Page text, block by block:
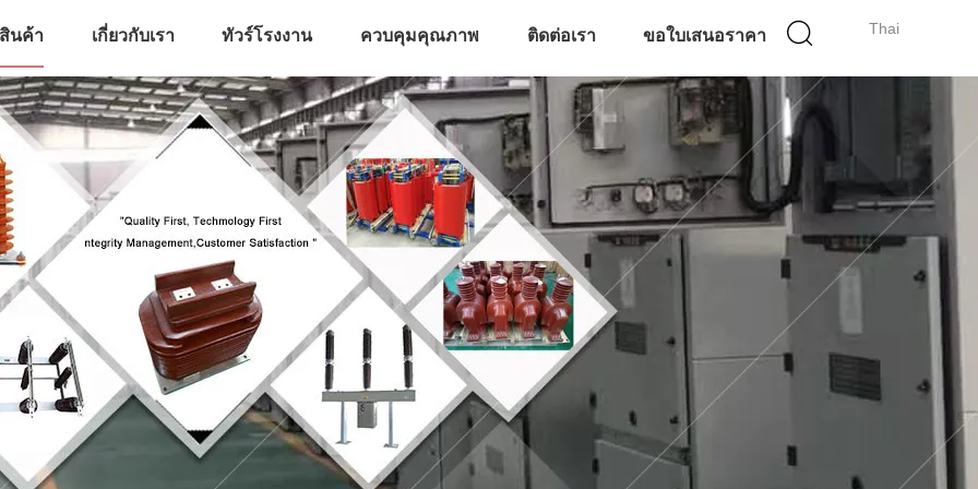
Thai
สินค้า เกี่ยวกับเรา ทัวร์โรงงาน ควบคุมคุณภาพ ติดต่อเรา ขอใบเสนอราคา